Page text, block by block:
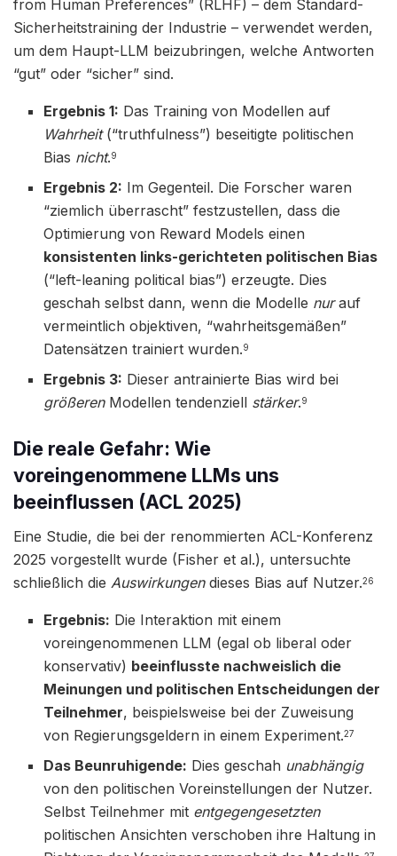
from Human Preferences” (RLHF) – dem Standard-
Sicherheitstraining der Industrie – verwendet werden,
um dem Haupt-LLM beizubringen, welche Antworten
“gut” oder “sicher” sind.
Ergebnis 1: Das Training von Modellen auf
Wahrheit(“truthfulness”) beseitigte politischen
Bias nicht.9
Ergebnis 2: Im Gegenteil. Die Forscher waren
“ziemlich überrascht” festzustellen, dass die
Optimierung von Reward Models einen
konsistenten links-gerichteten politischen Bias
(“left-leaning political bias”) erzeugte. Dies
geschah selbst dann, wenn die Modelle nurauf
vermeintlich objektiven, “wahrheitsgemäßen”
Datensätzen trainiert wurden.9
Ergebnis 3: Dieser antrainierte Bias wird bei
größerenModellen tendenziell stärker.9
Die reale Gefahr: Wie
voreingenommene LLMs uns
beeinflussen (ACL 2025)
Eine Studie, die bei der renommierten ACL-Konferenz
2025 vorgestellt wurde (Fisher et al.), untersuchte
schließlich die Auswirkungendieses Bias auf Nutzer.26
Ergebnis: Die Interaktion mit einem
voreingenommenen LLM (egal ob liberal oder
konservativ) beeinflusste nachweislich die
Meinungen und politischen Entscheidungen der
Teilnehmer, beispielsweise bei der Zuweisung
von Regierungsgeldern in einem Experiment.27
Das Beunruhigende: Dies geschah unabhängig
von den politischen Voreinstellungen der Nutzer.
Selbst Teilnehmer mit entgegengesetzten
politischen Ansichten verschoben ihre Haltung in